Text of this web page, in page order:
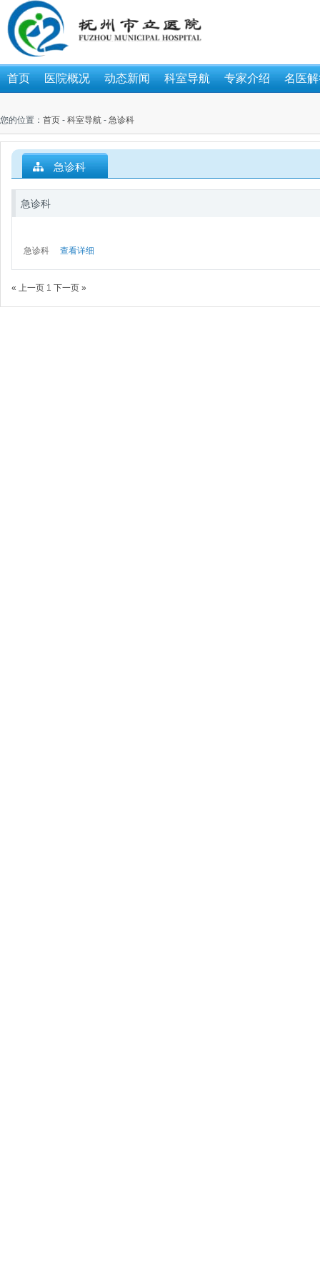
首页 医院概况 动态新闻 科室导航 专家介绍 名医
您的位置： 首页 - 科室导航 - 急诊科
急诊科
急诊科
急诊科 查看详细
« 上一页 1 下一页 »